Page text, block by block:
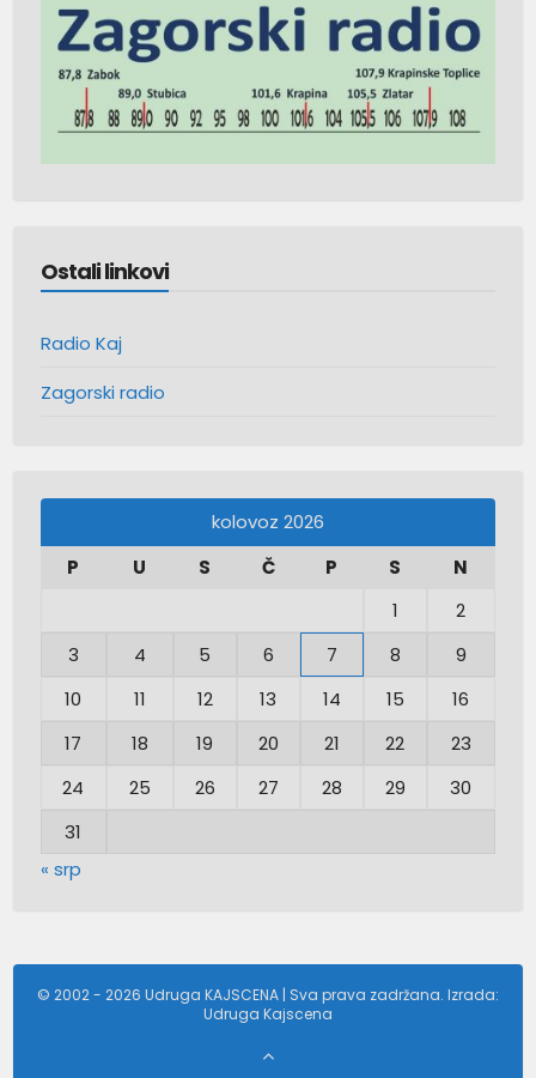
Ostali linkovi
Radio Kaj
Zagorski radio
kolovoz 2026
P
U S Č P S
N
1
2
3
4 5 6 7 8
9
10
11 12 13 14 15
16
17
18 19 20 21 22
23
24
25 26 27 28 29
30
31
« srp
© 2002 - 2026 Udruga KAJSCENA | Sva prava zadržana. Izrada:
Udruga Kajscena